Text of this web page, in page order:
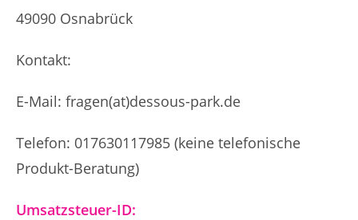
49090 Osnabrück
Kontakt:
E-Mail: fragen(at)dessous-park.de
Telefon: 017630117985 (keine telefonische
Produkt-Beratung)
Umsatzsteuer-ID: